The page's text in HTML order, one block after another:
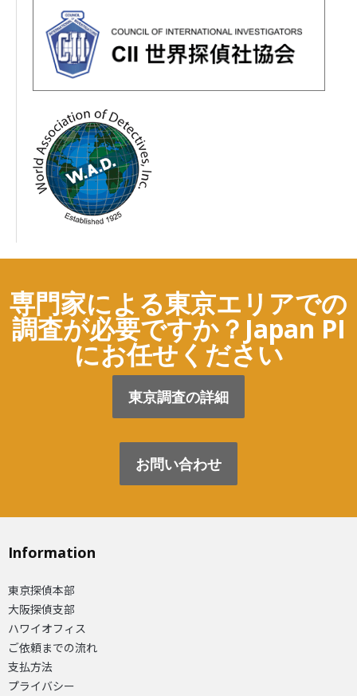
専門家による東京エリアでの
調査が必要ですか？Japan PI
にお任せください
東京調査の詳細
お問い合わせ
Information
東京探偵本部
大阪探偵支部
ハワイオフィス
ご依頼までの流れ
支払方法
プライバシー